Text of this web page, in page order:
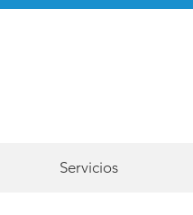
Servicios